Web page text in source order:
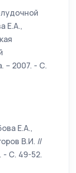
Е.А.,
– 2007. - С.
Е.А.,
В.И. //
- С. 49-52.